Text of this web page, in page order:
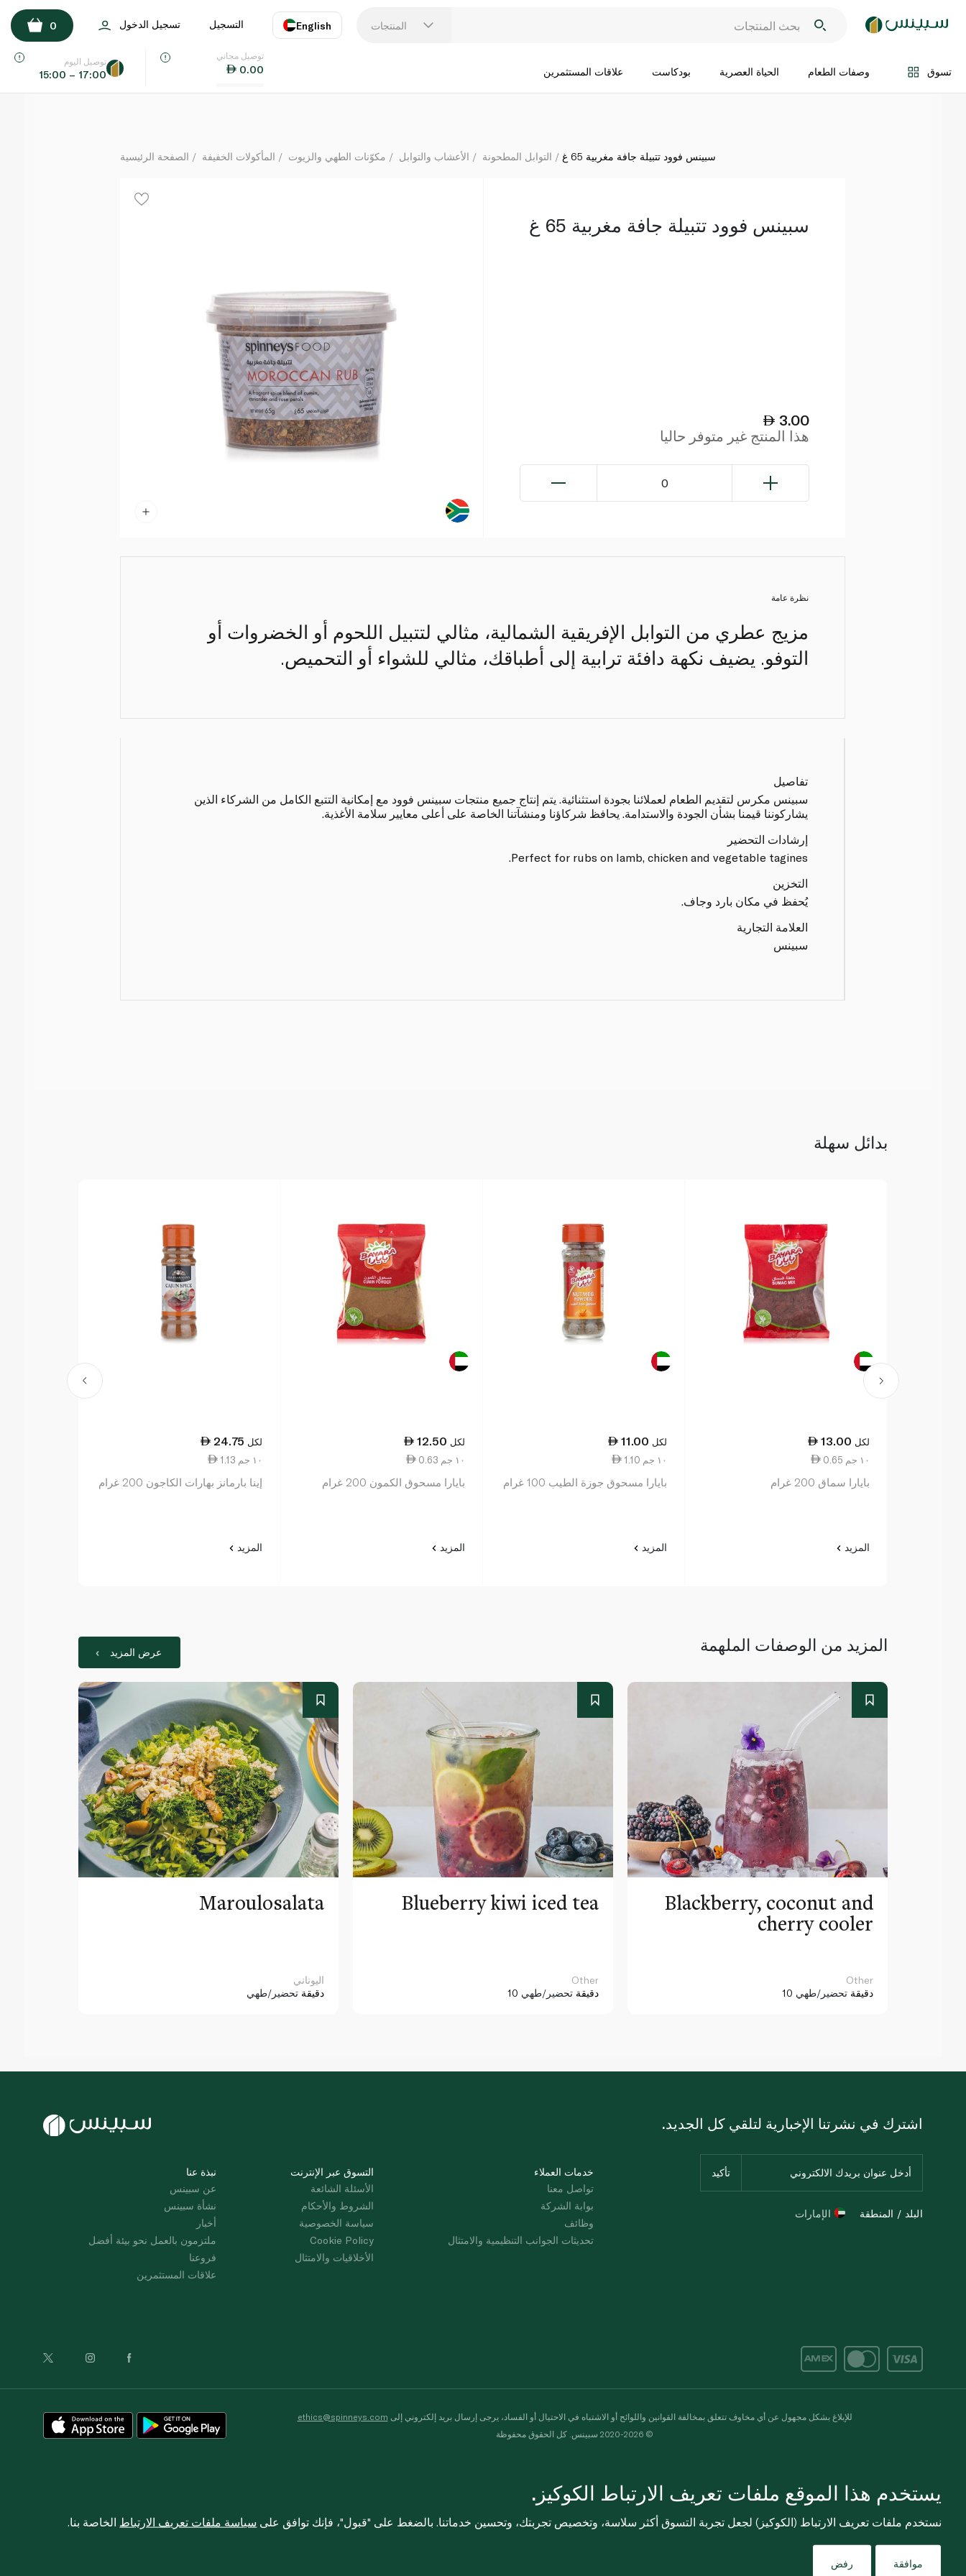
المنتجات English
اللغة
التسجيل تسجيل الدخول 0
تسوق وصفات الطعام الحياة العصرية بودكاست علاقات المستثمرين
توصيل مجاني
0.00
توصيل اليوم
15:00 – 17:00
اضف الى السلة
الصفحة الرئيسية المأكولات الخفيفة مكوّنات الطهي والزيوت الأعشاب والتوابل التوابل المطحونة سبينس فوود تتبيلة جافة مغربية 65 غ
سبينس فوود تتبيلة جافة مغربية 65 غ
3.00
هذا المنتج غير متوفر حاليا
0
نظرة عامة
مزيج عطري من التوابل الإفريقية الشمالية، مثالي لتتبيل اللحوم أو الخضروات أو
التوفو. يضيف نكهة دافئة ترابية إلى أطباقك، مثالي للشواء أو التحميص.
تفاصيل
سبينس مكرس لتقديم الطعام لعملائنا بجودة استثنائية. يتم إنتاج جميع منتجات سبينس فوود مع إمكانية التتبع الكامل من الشركاء الذين
يشاركوننا قيمنا بشأن الجودة والاستدامة. يحافظ شركاؤنا ومنشآتنا الخاصة على أعلى معايير سلامة الأغذية.
إرشادات التحضير
Perfect for rubs on lamb, chicken and vegetable tagines.
التخزين
يُحفظ في مكان بارد وجاف.
العلامة التجارية
سبينس
بدائل سهلة
13.00 لكل
0.65 ١٠ جم
بايارا سماق 200 غرام
المزيد
11.00 لكل
1.10 ١٠ جم
بايارا مسحوق جوزة الطيب 100 غرام
المزيد
12.50 لكل
0.63 ١٠ جم
بايارا مسحوق الكمون 200 غرام
المزيد
24.75 لكل
1.13 ١٠ جم
إينا بارمانز بهارات الكاجون 200 غرام
المزيد
المزيد من الوصفات الملهمة عرض المزيد
Maroulosalata
اليوناني
دقيقة تحضير/طهي
Blueberry kiwi iced tea
Other
10 دقيقة تحضير/طهي
Blackberry, coconut and
cherry cooler
Other
10 دقيقة تحضير/طهي
نبذة عنا
عن سبينس
نشأة سبينس
أخبار
ملتزمون بالعمل نحو بيئة أفضل
فروعنا
علاقات المستثمرين
التسوق عبر الإنترنت
الأسئلة الشائعة
الشروط والأحكام
سياسة الخصوصية
Cookie Policy
الأخلاقيات والامتثال
خدمات العملاء
تواصل معنا
بوابة الشركة
وظائف
تحديثات الجوانب التنظيمية والامتثال
اشترك في نشرتنا الإخبارية لتلقي كل الجديد.
البلد / المنطقة الإمارات
للإبلاغ بشكل مجهول عن أي مخاوف تتعلق بمخالفة القوانين واللوائح أو الاشتباه في الاحتيال أو الفساد، يرجى إرسال بريد إلكتروني إلى ethics@spinneys.com
© 2020-2026 سبينس. كل الحقوق محفوظة
يستخدم هذا الموقع ملفات تعريف الارتباط الكوكيز.
نستخدم ملفات تعريف الارتباط (الكوكيز) لجعل تجربة التسوق أكثر سلاسة، وتخصيص تجربتك، وتحسين خدماتنا. بالضغط على "قبول"، فإنك توافق على سياسة ملفات تعريف الارتباط الخاصة بنا.
موافقة رفض